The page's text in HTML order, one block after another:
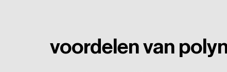
voordelen van